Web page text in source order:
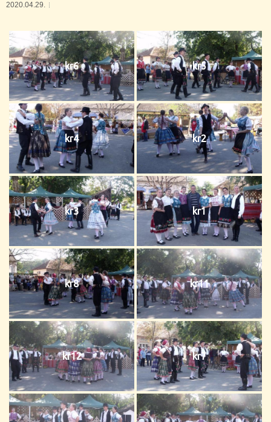
2020.04.29.
kr6 kr5
kr4 kr2
kr3 kr1
kr8 kr11
kr12 kr7